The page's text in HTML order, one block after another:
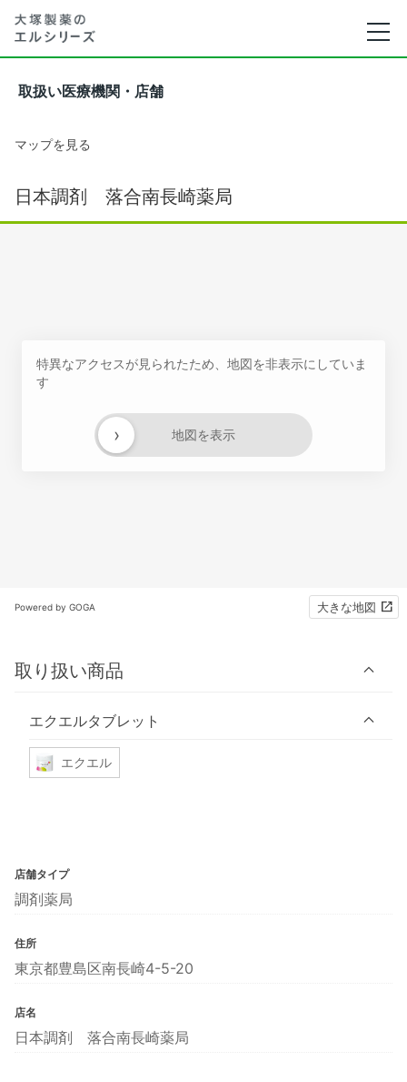
取扱い医療機関・店舗
マップを見る
日本調剤 落合南長崎薬局
特異なアクセスが見られたため、地図を非表示にしていま
す
地図を表示
›
Powered by GOGA 大きな地図
取り扱い商品
エクエルタブレット
エクエル
店舗タイプ
調剤薬局
住所
東京都豊島区南長崎4-5-20
店名
日本調剤 落合南長崎薬局